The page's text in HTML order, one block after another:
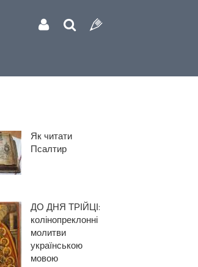
Як читати
Псалтир
ДО ДНЯ ТРІЙЦІ:
колінопреклонні
молитви
українською
мовою